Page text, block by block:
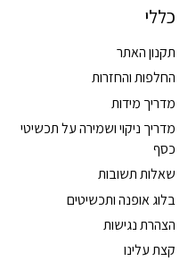
כללי
תקנון האתר
החלפות והחזרות
מדריך מידות
מדריך ניקוי ושמירה על תכשיטי
כסף
שאלות תשובות
בלוג אופנה ותכשיטים
הצהרת נגישות
קצת עלינו